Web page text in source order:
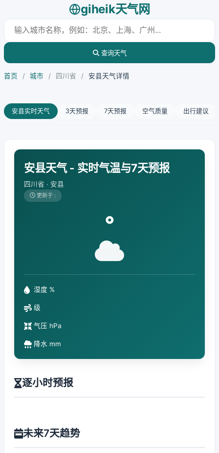
giheik天气网
查询天气
首页 / 城市 / 四川省 / 安县天气详情
安县实时天气 3天预报 7天预报 空气质量 出行建议
安县天气 - 实时气温与7天预报
四川省 · 安县
更新于 :
°
湿度 %
级
气压 hPa
降水 mm
逐小时预报
未来7天趋势